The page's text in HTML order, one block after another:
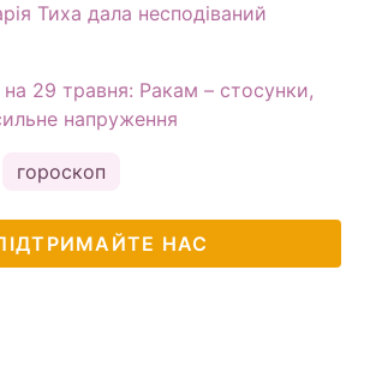
Тиха дала несподіваний
29 травня: Ракам – стосунки,
напруження
гороскоп
НАС